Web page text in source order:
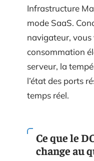
Infrastructure
mode SaaS.
navigateur, vous
consommation
serveur, la
l’état des ports
temps réel.
Ce que le
change au